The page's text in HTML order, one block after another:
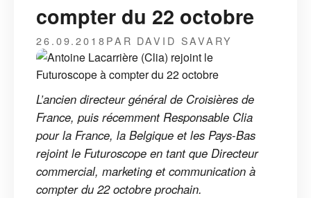
compter du 22 octobre
26.09.2018PAR DAVID SAVARY
L’ancien directeur général de Croisières de
France, puis récemment Responsable Clia
pour la France, la Belgique et les Pays-Bas
rejoint le Futuroscope en tant que Directeur
commercial, marketing et communication à
compter du 22 octobre prochain.